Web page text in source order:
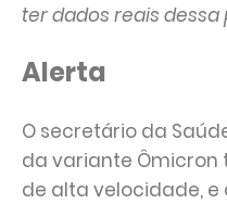
ter dados reais dessa
Alerta
O secretário da
da variante
de alta velocidade, e